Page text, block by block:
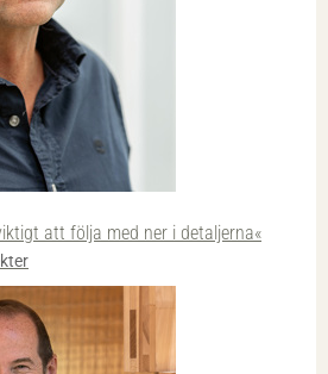
att följa med ner i detaljerna«